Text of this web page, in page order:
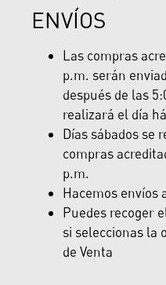
ENVÍOS
Las compras
p.m. serán
después de las
realizará el día
Días sábados se
compras
p.m.
Hacemos envíos
Puedes recoger
si seleccionas la
de Venta